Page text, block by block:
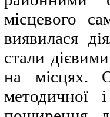
місцевого
виявилася
стали
на місцях.
методичної